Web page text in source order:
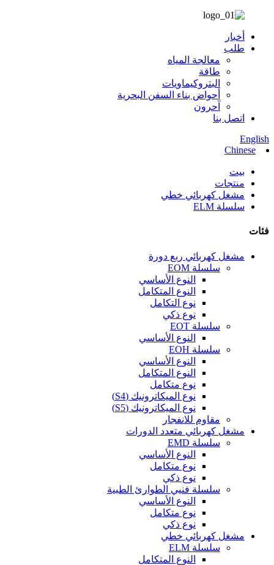
أخبار
طلب
معالجة المياه
طاقة
البتروكيماويات
أحواض بناء السفن البحرية
آحرون
اتصل بنا
English
Chinese
بيت
منتجات
مشغل كهربائي خطي
سلسلة ELM
فئات
مشغل كهربائي ربع دورة
سلسلة EOM
النوع الأساسي
النوع المتكامل
نوع التكامل
نوع ذكي
سلسلة EOT
النوع الأساسي
سلسلة EOH
النوع الأساسي
النوع المتكامل
نوع متكامل
نوع الميكاترونيك (S4)
نوع الميكاترونيك (S5)
مقاوم للانفجار
مشغل كهربائي متعدد الدورات
سلسلة EMD
النوع الأساسي
نوع متكامل
نوع ذكي
سلسلة فنيي الطوارئ الطبية
النوع الأساسي
نوع متكامل
نوع ذكي
مشغل كهربائي خطي
سلسلة ELM
النوع المتكامل